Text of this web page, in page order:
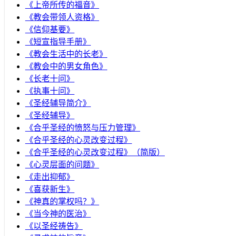
《上帝所传的福音》
《教会带领人资格》
《信仰基要》
《短宣指导手册》
《教会生活中的长老》
《教会中的男女角色》
《长老十问》
《执事十问》
《圣经辅导简介》
《圣经辅导》
​《合乎圣经的愤怒与压力管理》
《合乎圣经的心灵改变过程》
《合乎圣经的心灵改变过程》（简版）
《心灵层面的问题》
《走出抑郁》
《喜获新生》
《神真的掌权吗？》
《当今神的医治》
《以圣经祷告》